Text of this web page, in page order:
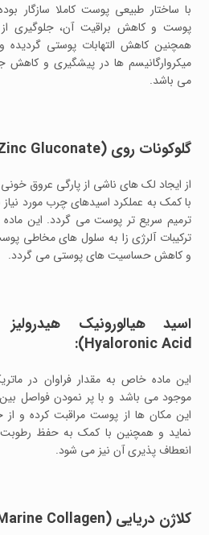
با ساختار طبیعی پوست کاملا سازگار
پوست و کاهش براقیت آن، جلوگیری
همچنین کاهش التهابات پوستی گردیده
میکروارگانیسم ها در پیشگیری و
می باشد.
گلوکونات روی (Zinc Gluconate):
از ایجاد لک های ناشی از پارگی عروق
با کمک به عملکرد اسیدهای چرب مورد
ترمیم سریع تر پوست می گردد. این ماده
ترکیبات آلرژی زا به سلول های مخاطی
و کاهش حساسیت های پوستی می گردد.
Hyaloronic Acid):
این ماده خاص به مقدار فراوان در
موجود می باشد و با پر نمودن فواصل
این مکان ها از پوست مراقبت کرده
نماید و همچنین با کمک به حفظ
انعطاف پذیری آن نیز می شود.
کلاژن دریایی (Marine Collagen):